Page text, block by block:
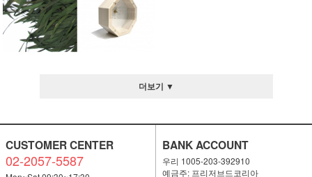
더보기 ▼
CUSTOMER CENTER
02-2057-5587
BANK ACCOUNT
우리 1005-203-392910
예금주: 프리저브드코리아